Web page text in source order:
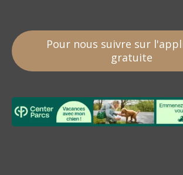
Pour nous suivre sur
gratuite